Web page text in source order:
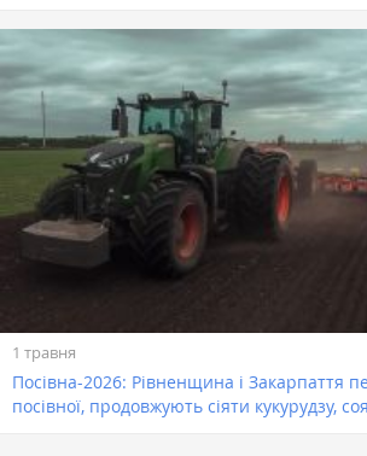
1 травня
Посівна-2026: Рівненщина і Закарпаття
посівної, продовжують сіяти кукурудзу,